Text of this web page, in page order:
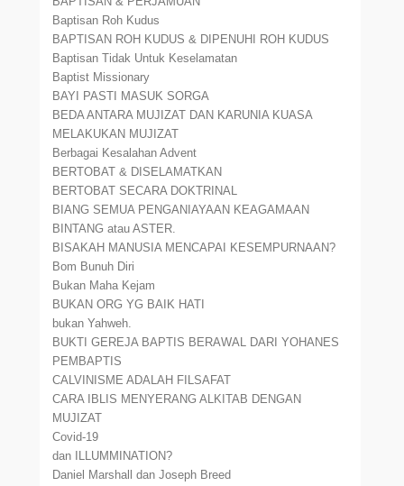
Baptisan Roh Kudus
BAPTISAN ROH KUDUS & DIPENUHI ROH KUDUS
Baptisan Tidak Untuk Keselamatan
Baptist Missionary
BAYI PASTI MASUK SORGA
BEDA ANTARA MUJIZAT DAN KARUNIA KUASA
MELAKUKAN MUJIZAT
Berbagai Kesalahan Advent
BERTOBAT & DISELAMATKAN
BERTOBAT SECARA DOKTRINAL
BIANG SEMUA PENGANIAYAAN KEAGAMAAN
BINTANG atau ASTER.
BISAKAH MANUSIA MENCAPAI KESEMPURNAAN?
Bom Bunuh Diri
Bukan Maha Kejam
BUKAN ORG YG BAIK HATI
bukan Yahweh.
BUKTI GEREJA BAPTIS BERAWAL DARI YOHANES
PEMBAPTIS
CALVINISME ADALAH FILSAFAT
CARA IBLIS MENYERANG ALKITAB DENGAN
MUJIZAT
Covid-19
dan ILLUMMINATION?
Daniel Marshall dan Joseph Breed